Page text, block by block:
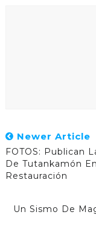
Newer Article
FOTOS: Publican
De Tutankamón
Restauración
Un Sismo De